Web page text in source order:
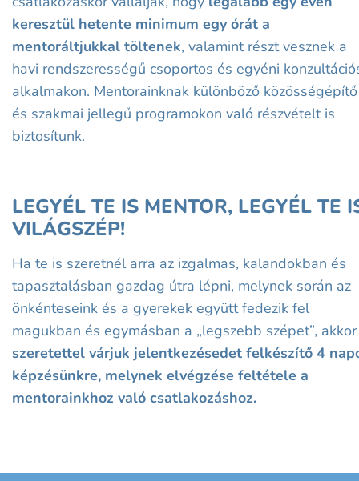
keresztül hetente minimum egy órát a
mentoráltjukkal töltenek, valamint részt vesznek a
havi rendszerességű csoportos és egyéni
alkalmakon. Mentorainknak különböző közösségépítő
és szakmai jellegű programokon való részvételt is
biztosítunk.
LEGYÉL TE IS MENTOR, LEGYÉL TE
VILÁGSZÉP!
Ha te is szeretnél arra az izgalmas, kalandokban és
tapasztalásban gazdag útra lépni, melynek során az
önkénteseink és a gyerekek együtt fedezik fel
magukban és egymásban a „legszebb szépet”, akkor
szeretettel várjuk jelentkezésedet felkészítő 4
képzésünkre, melynek elvégzése feltétele a
mentorainkhoz való csatlakozáshoz.